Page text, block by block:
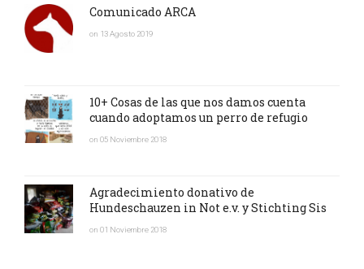
Comunicado ARCA
on 13 Agosto 2019
10+ Cosas de las que nos damos cuenta
cuando adoptamos un perro de refugio
on 05 Noviembre 2018
Agradecimiento donativo de
Hundeschauzen in Not e.v. y Stichting Sis
on 01 Noviembre 2018